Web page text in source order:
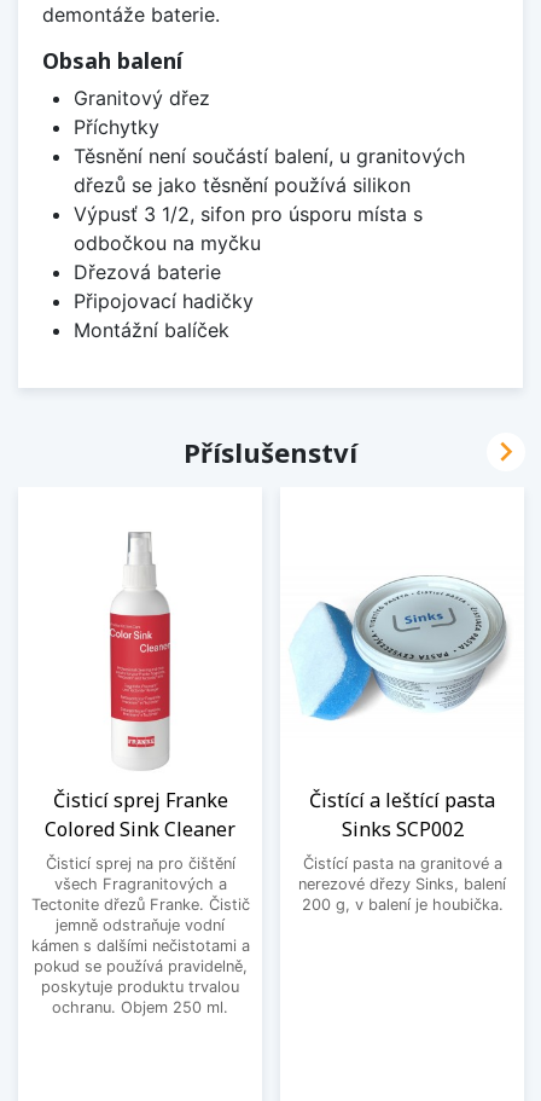
demontáže baterie.
Obsah balení
Granitový dřez
Příchytky
Těsnění není součástí balení, u granitových
dřezů se jako těsnění používá silikon
Výpusť 3 1/2, sifon pro úsporu místa s
odbočkou na myčku
Dřezová baterie
Připojovací hadičky
Montážní balíček
Příslušenství
Čisticí sprej Franke
Colored Sink Cleaner
Čisticí sprej na pro čištění
všech Fragranitových a
Tectonite dřezů Franke. Čistič
jemně odstraňuje vodní
kámen s dalšími nečistotami a
pokud se používá pravidelně,
poskytuje produktu trvalou
ochranu. Objem 250 ml.
Čistící a leštící pasta
Sinks SCP002
Čistící pasta na granitové a
nerezové dřezy Sinks, balení
200 g, v balení je houbička.
